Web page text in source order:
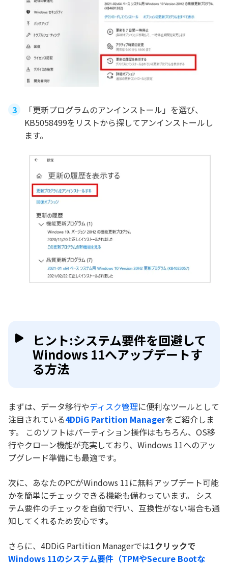
「更新プログラムのアンインストール」を選び、
KB5058499をリストから探してアンインストールし
ます。
ヒント:システム要件を回避して
Windows 11へアップデートす
る方法
まずは、データ移行やディスク管理に便利なツールとして
注目されている4DDiG Partition Managerをご紹介しま
す。 このソフトはパーティション操作はもちろん、OS移
行やクローン機能が充実しており、Windows 11へのアッ
プグレード準備にも最適です。
次に、あなたのPCがWindows 11に無料アップデート可能
かを簡単にチェックできる機能も備わっています。 シス
テム要件のチェックを自動で行い、互換性がない場合も通
知してくれるため安心です。
さらに、4DDiG Partition Managerでは1クリックで
Windows 11のシステム要件（TPMやSecure Bootな